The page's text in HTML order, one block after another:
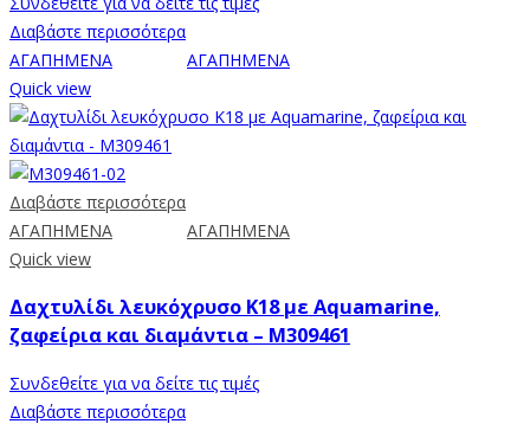
Διαβάστε περισσότερα
ΑΓΑΠΗΜΕΝΑ
ΑΓΑΠΗΜΕΝΑ
Quick view
Διαβάστε περισσότερα
ΑΓΑΠΗΜΕΝΑ
ΑΓΑΠΗΜΕΝΑ
Quick view
Δαχτυλίδι λευκόχρυσο Κ18 με Aquamarine,
ζαφείρια και διαμάντια – M309461
Συνδεθείτε για να δείτε τις τιμές
Διαβάστε περισσότερα